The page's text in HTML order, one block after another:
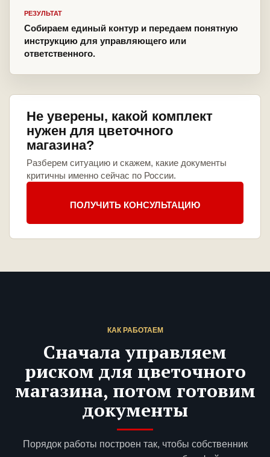
РЕЗУЛЬТАТ
Собираем единый контур и передаем понятную
инструкцию для управляющего или
ответственного.
Не уверены, какой комплект
нужен для цветочного
магазина?
Разберем ситуацию и скажем, какие документы
критичны именно сейчас по России.
ПОЛУЧИТЬ КОНСУЛЬТАЦИЮ
КАК РАБОТАЕМ
Сначала управляем
риском для цветочного
магазина, потом готовим
документы
Порядок работы построен так, чтобы собственник